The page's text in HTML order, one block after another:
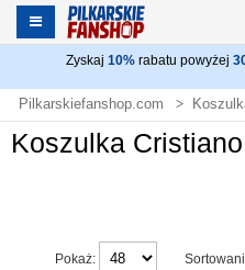
Zyskaj 10% rabatu powyżej
Pilkarskiefanshop.com
Koszulka
Pokaż: